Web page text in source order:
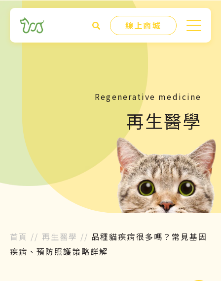
線上商城
Regenerative medicine
再生醫學
首頁 // 再生醫學 // 品種貓疾病很多嗎？常見基因
疾病、預防照護策略詳解